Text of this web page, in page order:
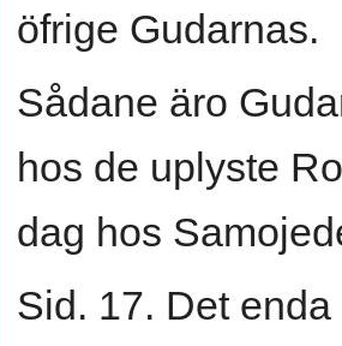
öfrige Gudarnas.
Sådane äro
hos de uplyste
dag hos
Sid. 17. Det